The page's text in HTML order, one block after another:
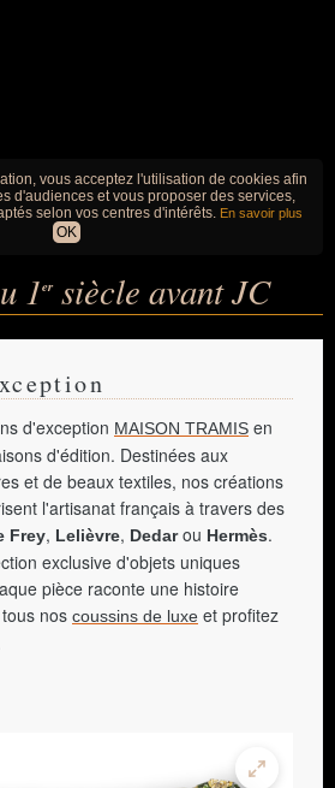
vous acceptez l'utilisation de cookies afin
d'audiences et vous proposer des services,
selon vos centres d'intérêts. En savoir plus
OK
1ersiècle avant JC
d'exception MAISON TRAMIS en
d'édition. Destinées aux
et de beaux textiles, nos créations
l'artisanat français à travers des
Frey, Lelièvre, Dedarou Hermès.
exclusive d'objets uniques
pièce raconte une histoire
nos coussins de luxe et profitez